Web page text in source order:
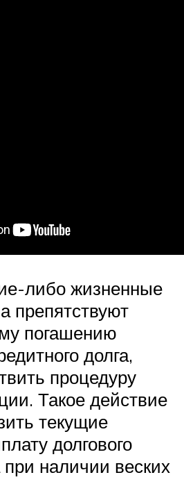
либо жизненные
препятствуют
погашению
долга,
процедуру
Такое действие
текущие
долгового
при наличии веских